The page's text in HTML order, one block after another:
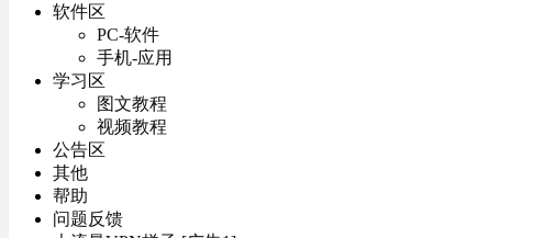
软件区
PC-软件
手机-应用
学习区
图文教程
视频教程
公告区
其他
帮助
问题反馈